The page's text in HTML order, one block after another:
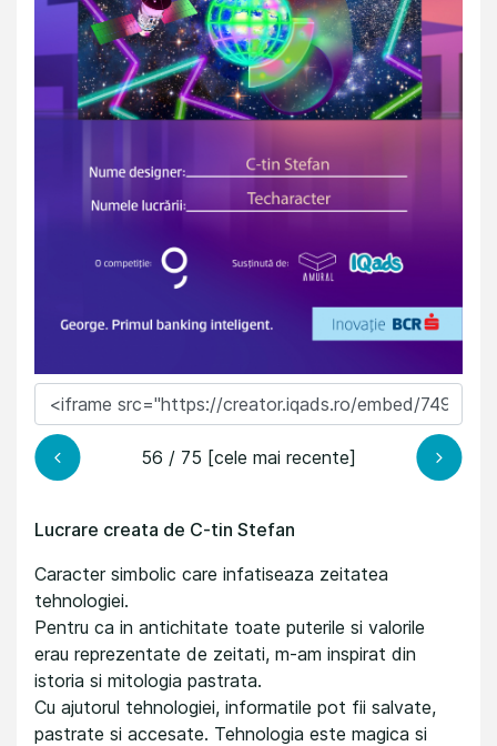
56 / 75 [cele mai recente]
Lucrare creata de C-tin Stefan
Caracter simbolic care infatiseaza zeitatea
tehnologiei.
Pentru ca in antichitate toate puterile si valorile
erau reprezentate de zeitati, m-am inspirat din
istoria si mitologia pastrata.
Cu ajutorul tehnologiei, informatile pot fii salvate,
pastrate si accesate. Tehnologia este magica si